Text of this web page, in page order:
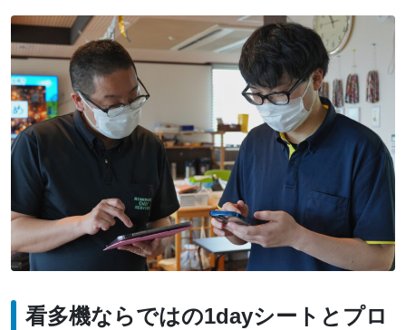
看多機ならではの1dayシートとプロ